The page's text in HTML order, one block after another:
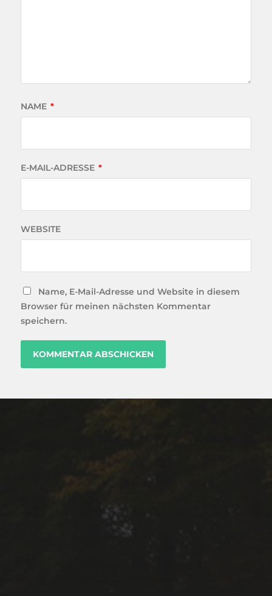
NAME *
E-MAIL-ADRESSE *
WEBSITE
Name, E-Mail-Adresse und Website in diesem
Browser für meinen nächsten Kommentar
speichern.